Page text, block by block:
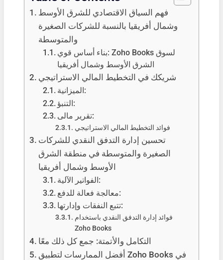
فهم السياق الاقتصادي للشرق الأوسط
وشمال أفريقيا بالنسبة للشركات الصغيرة
والمتوسطة
بناء أساس قوي: Zoho Books لسوق
الشرق الأوسط وشمال أفريقيا
شريكك في التخطيط المالي الاستراتيجي
الميزانية:
التنبؤ:
تقرير مالى:
فوائد التخطيط المالي الاستراتيجي
تحسين إدارة التدفق النقدي للشركات
الصغيرة والمتوسطة في منطقة الشرق
الأوسط وشمال أفريقيا
الفواتير الآلية:
معالجة فعالة للدفع:
تتبع النفقات وإدارتها:
فوائد إدارة التدفق النقدي باستخدام
Zoho Books
التكامل والأتمتة: جمع كل ذلك معًا
أفضل الممارسات لتطبيق Zoho Books في